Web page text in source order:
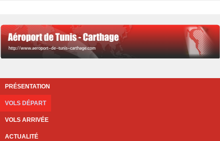
PRÉSENTATION
VOLS DÉPART
VOLS ARRIVÉE
ACTUALITÉ